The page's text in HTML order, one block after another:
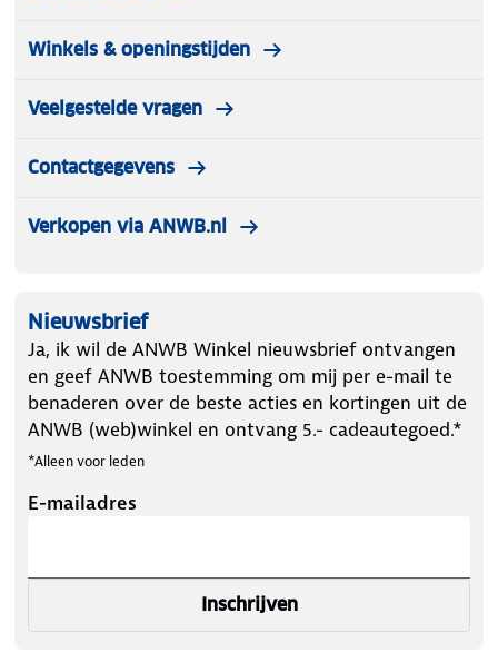
Winkels & openingstijden
Veelgestelde vragen
Contactgegevens
Verkopen via ANWB.nl
Nieuwsbrief
Ja, ik wil de ANWB Winkel nieuwsbrief ontvangen
en geef ANWB toestemming om mij per e-mail te
benaderen over de beste acties en kortingen uit de
ANWB (web)winkel en ontvang 5.- cadeautegoed.*
*Alleen voor leden
E-mailadres
Inschrijven